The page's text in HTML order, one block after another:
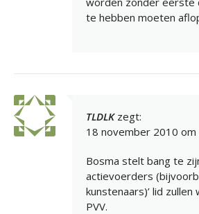
te hebben moeten
TLDLK zegt:
18 november 2010 om
Bosma stelt bang te
actievoerders
kunstenaars)’ lid
PVV.